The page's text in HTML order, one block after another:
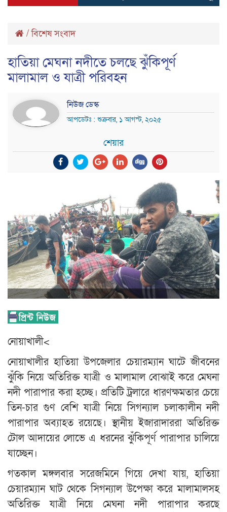
/বিশেষ সংবাদ
হাতিয়া মেঘনা নদীতে চলছে ঝুঁকিপূর্ণ
মালামাল ও যাত্রী পরিবহন
নিউজ ডেস্ক
আপডেটঃ : শুক্রবার, ১ আগস্ট, ২০২৫
শেয়ার
নোয়াখালী<
নোয়াখালীর হাতিয়া উপজেলার চেয়ারম্যান ঘাটে জীবনের
ঝুঁকি নিয়ে অতিরিক্ত যাত্রী ও মালামাল বোঝাই করে মেঘনা
নদী পারাপার করা হচ্ছে। প্রতিটি ট্রলারে ধারণক্ষমতার চেয়ে
তিন-চার গুণ বেশি যাত্রী নিয়ে সিগন্যাল চলাকালীন নদী
পারাপার অব্যাহত রয়েছে। স্থানীয় ইজারাদাররা অতিরিক্ত
টোল আদায়ের লোভে এ ধরনের ঝুঁকিপূর্ণ পারাপার চালিয়ে
যাচ্ছেন।
গতকাল মঙ্গলবার সরেজমিনে গিয়ে দেখা যায়, হাতিয়া
চেয়ারম্যান ঘাট থেকে সিগন্যাল উপেক্ষা করে মালামালসহ
অতিরিক্ত যাত্রী নিয়ে মেঘনা নদী পারাপার করছে